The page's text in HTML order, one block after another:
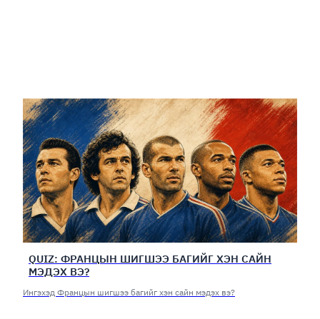
QUIZ: ФРАНЦЫН ШИГШЭЭ БАГИЙГ ХЭН САЙН
МЭДЭХ ВЭ?
Ингэхэд Францын шигшээ багийг хэн сайн мэдэх вэ?